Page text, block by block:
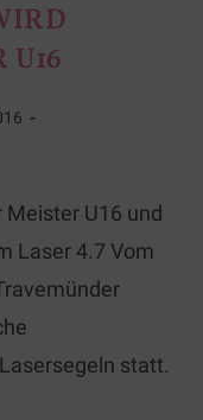
U16
U16 und
Laser 4.7 Vom
statt.